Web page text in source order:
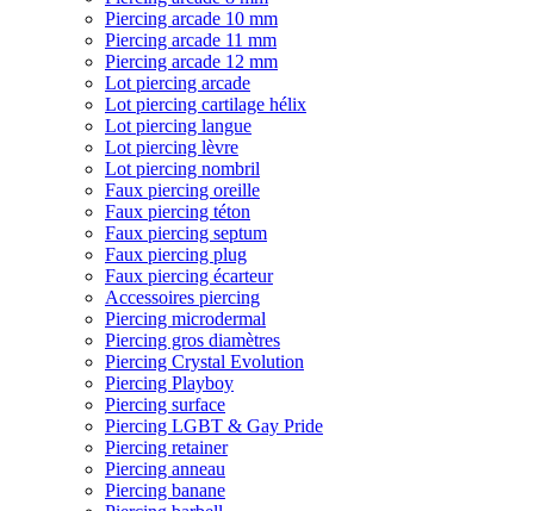
Piercing arcade 10 mm
Piercing arcade 11 mm
Piercing arcade 12 mm
Lot piercing arcade
Lot piercing cartilage hélix
Lot piercing langue
Lot piercing lèvre
Lot piercing nombril
Faux piercing oreille
Faux piercing téton
Faux piercing septum
Faux piercing plug
Faux piercing écarteur
Accessoires piercing
Piercing microdermal
Piercing gros diamètres
Piercing Crystal Evolution
Piercing Playboy
Piercing surface
Piercing LGBT & Gay Pride
Piercing retainer
Piercing anneau
Piercing banane